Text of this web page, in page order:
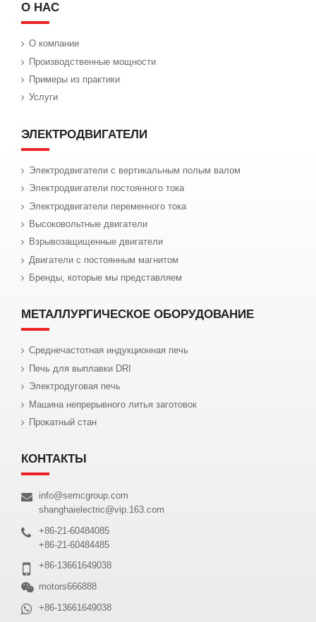
О НАС
О компании
Производственные мощности
Примеры из практики
Услуги
ЭЛЕКТРОДВИГАТЕЛИ
Электродвигатели с вертикальным полым валом
Электродвигатели постоянного тока
Электродвигатели переменного тока
Высоковольтные двигатели
Взрывозащищенные двигатели
Двигатели с постоянным магнитом
Бренды, которые мы представляем
МЕТАЛЛУРГИЧЕСКОЕ ОБОРУДОВАНИЕ
Среднечастотная индукционная печь
Печь для выплавки DRI
Электродуговая печь
Машина непрерывного литья заготовок
Прокатный стан
КОНТАКТЫ
info@semcgroup.com
shanghaielectric@vip.163.com
+86-21-60484085
+86-21-60484485
+86-13661649038
motors666888
+86-13661649038